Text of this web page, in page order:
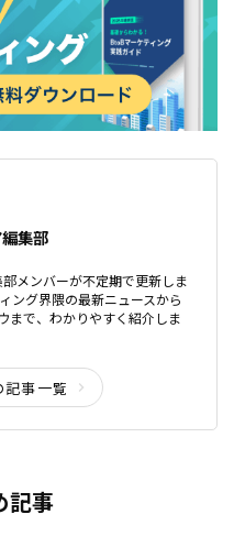
集部
メンバーが不定期で更新しま
ング界隈の最新ニュースから
まで、わかりやすく紹介しま
記事一覧
記事